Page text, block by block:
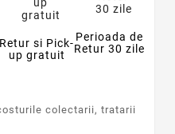
Retur si Pick-
up gratuit
Perioada de
Retur 30 zile
colectarii, tratarii